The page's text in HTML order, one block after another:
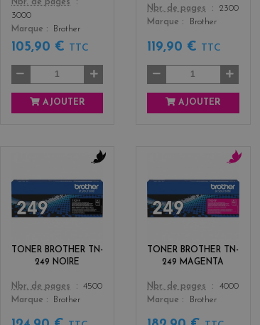
Nbr. de pages
3000
Marque
Brother
105,90 € TTC
AJOUTER
Color
Nbr. de pages
2300
Marque
Brother
119,90 € TTC
AJOUTER
TONER BROTHER TN-
249 NOIRE
Color
l
a
c
Nbr. de pages
4500
Marque
Brother
TONER BROTHER TN-
249 MAGENTA
Color
a
g
e
a
Nbr. de pages
4000
Marque
Brother